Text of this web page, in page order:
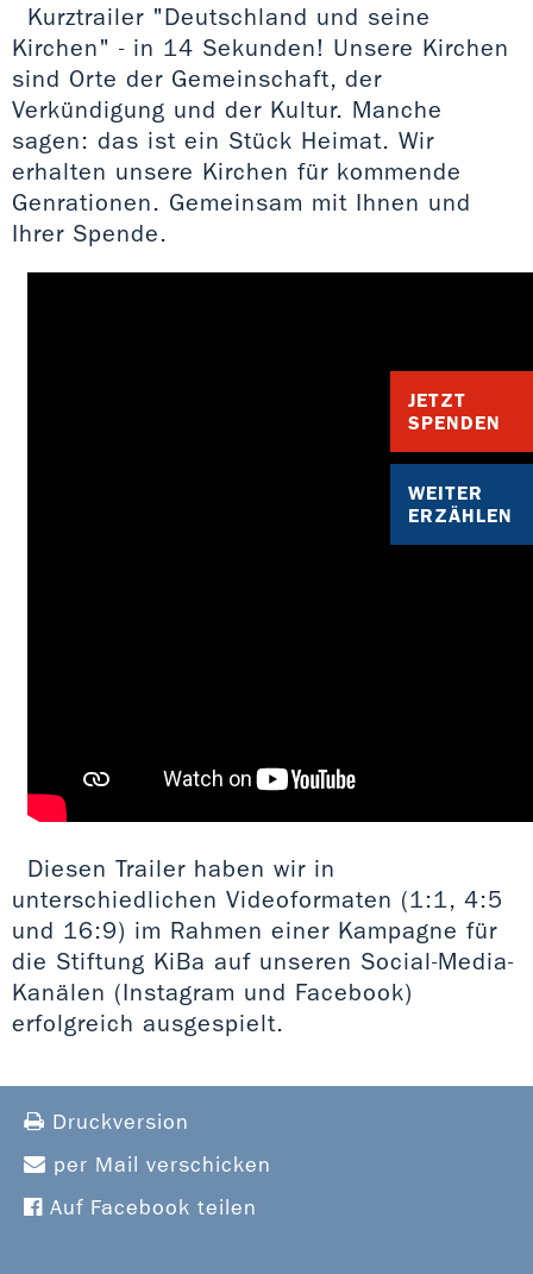
JETZT
SPENDEN
WEITER
ERZÄHLEN
Kurztrailer "Deutschland und seine
Kirchen" - in 14 Sekunden! Unsere Kirchen
sind Orte der Gemeinschaft, der
Verkündigung und der Kultur. Manche
sagen: das ist ein Stück Heimat. Wir
erhalten unsere Kirchen für kommende
Genrationen. Gemeinsam mit Ihnen und
Ihrer Spende.
Diesen Trailer haben wir in
unterschiedlichen Videoformaten (1:1, 4:5
und 16:9) im Rahmen einer Kampagne für
die Stiftung KiBa auf unseren Social-Media-
Kanälen (Instagram und Facebook)
erfolgreich ausgespielt.
Druckversion
per Mail verschicken
Auf Facebook teilen